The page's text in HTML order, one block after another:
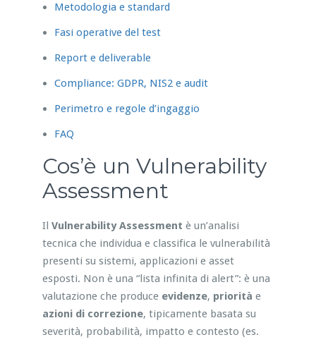
Metodologia e standard
Fasi operative del test
Report e deliverable
Compliance: GDPR, NIS2 e audit
Perimetro e regole d’ingaggio
FAQ
Cos’è un Vulnerability
Assessment
Il Vulnerability Assessment è un’analisi
tecnica che individua e classifica le vulnerabilità
presenti su sistemi, applicazioni e asset
esposti. Non è una “lista infinita di alert”: è una
valutazione che produce evidenze, priorità e
azioni di correzione, tipicamente basata su
severità, probabilità, impatto e contesto (es.